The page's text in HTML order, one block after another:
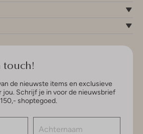
touch!
de nieuwste items en exclusieve
jou. Schrijf je in voor de nieuwsbrief
shoptegoed.